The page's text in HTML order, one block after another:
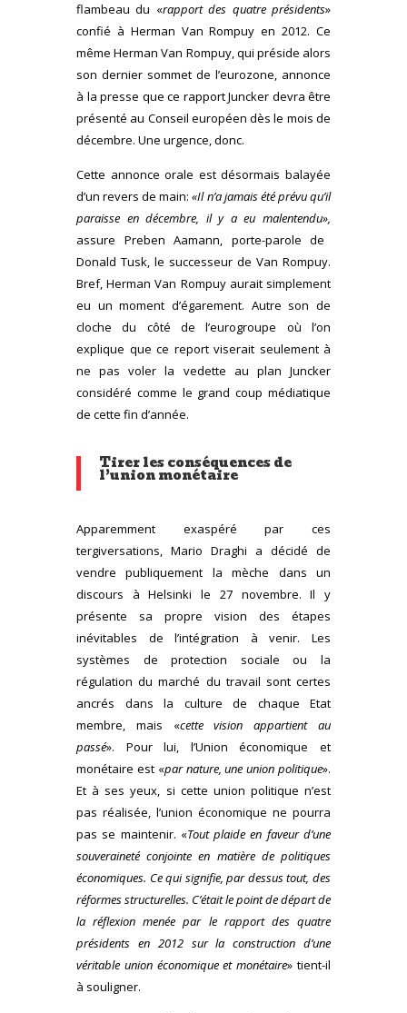
flambeau du «rapport des quatre présidents»
confié à Herman Van Rompuy en 2012. Ce
même Herman Van Rompuy, qui préside alors
son dernier sommet de l’eurozone, annonce
à la presse que ce rapport Juncker devra être
présenté au Conseil européen dès le mois de
décembre. Une urgence, donc.
Cette annonce orale est désormais balayée
d’un revers de main:«Il n’a jamais été prévu qu’il
paraisse en décembre, il y a eu malentendu»,
assure Preben Aamann, porte-parole de
Donald Tusk, le successeur de Van Rompuy.
Bref, Herman Van Rompuy aurait simplement
eu un moment d’égarement. Autre son de
cloche du côté de l’eurogroupe où l’on
explique que ce report viserait seulement à
ne pas voler la vedette au plan Juncker
considéré comme le grand coup médiatique
de cette fin d’année.
Tirer les conséquences de
l’union monétaire
Apparemment exaspéré par ces
tergiversations, Mario Draghi a décidé de
vendre publiquement la mèche dans un
discours à Helsinki le 27 novembre. Il y
présente sa propre vision des étapes
inévitables de l’intégration à venir. Les
systèmes de protection sociale ou la
régulation du marché du travail sont certes
ancrés dans la culture de chaque Etat
membre, mais «cette vision appartient au
passé». Pour lui, l’Union économique et
monétaire est «par nature, une union politique».
Et à ses yeux, si cette union politique n’est
pas réalisée, l’union économique ne pourra
pas se maintenir. «Tout plaide en faveur d’une
souveraineté conjointe en matière de politiques
économiques. Ce qui signifie, par dessus tout, des
réformes structurelles. C’était le point de départ de
la réflexion menée par le rapport des quatre
présidents en 2012 sur la construction d’une
véritable union économique et monétaire» tient-il
à souligner.